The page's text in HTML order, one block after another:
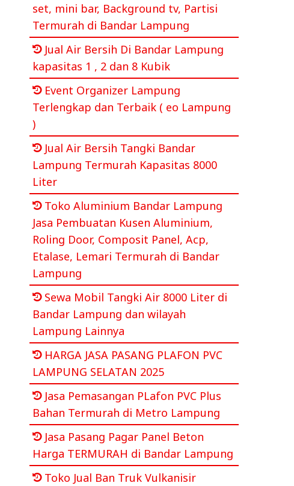
set, mini bar, Background tv, Partisi
Termurah di Bandar Lampung
Jual Air Bersih Di Bandar Lampung
kapasitas 1 , 2 dan 8 Kubik
Event Organizer Lampung
Terlengkap dan Terbaik ( eo Lampung
)
Jual Air Bersih Tangki Bandar
Lampung Termurah Kapasitas 8000
Liter
Toko Aluminium Bandar Lampung
Jasa Pembuatan Kusen Aluminium,
Roling Door, Composit Panel, Acp,
Etalase, Lemari Termurah di Bandar
Lampung
Sewa Mobil Tangki Air 8000 Liter di
Bandar Lampung dan wilayah
Lampung Lainnya
HARGA JASA PASANG PLAFON PVC
LAMPUNG SELATAN 2025
Jasa Pemasangan PLafon PVC Plus
Bahan Termurah di Metro Lampung
Jasa Pasang Pagar Panel Beton
Harga TERMURAH di Bandar Lampung
Toko Jual Ban Truk Vulkanisir